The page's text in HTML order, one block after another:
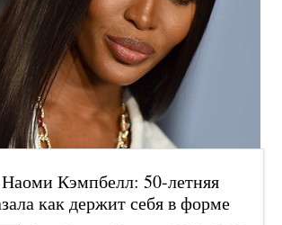
Кэмпбелл: 50-летняя
как держит себя в форме